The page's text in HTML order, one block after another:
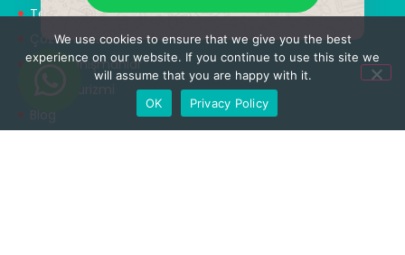
Tedaviler
Çözüm Ortakları
Tıbbi Tanışmanlar
Sağlık Turizmi
Blog
We use cookies to ensure that we give you the best
experience on our website. If you continue to use this site we
will assume that you are happy with it.
OK
Privacy Policy